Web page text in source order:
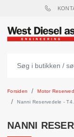
Forsiden Motor
Nanni Reservedele -
NANNI